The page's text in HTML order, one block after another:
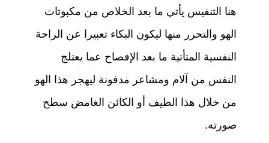
هنا التنفيس يأتي ما بعد الخلاص من مكبوتات
الهو والتحرر منها ليكون البكاء تعبيرا عن الراحة
النفسية المتأتية ما بعد الإفصاح عما يعتلج
النفس من آلام ومشاعر مدفونة ليهجر هذا الهو
من خلال هذا الطيف أو الكائن الغامض سطح
صورته.